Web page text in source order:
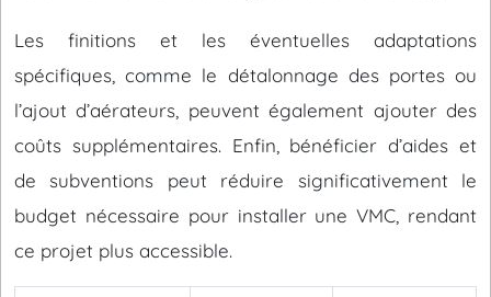
Les finitions et les éventuelles adaptations
spécifiques, comme le détalonnage des portes ou
l’ajout d’aérateurs, peuvent également ajouter des
coûts supplémentaires. Enfin, bénéficier d’aides et
de subventions peut réduire significativement le
budget nécessaire pour installer une VMC, rendant
ce projet plus accessible.